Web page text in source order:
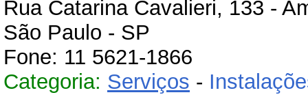
Rua Catarina Cavalieri, 133 -
São Paulo - SP
Fone: 11 5621-1866
Categoria: Serviços -